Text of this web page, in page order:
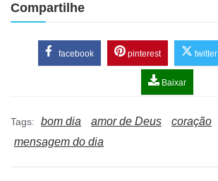
Compartilhe
facebook pinterest twitter
Baixar
Tags: bom dia amor de Deus
coração
mensagem do dia